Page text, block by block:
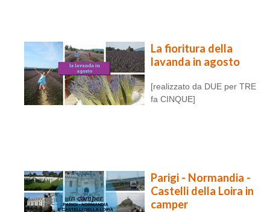
La fioritura della
lavanda in agosto
[realizzato da DUE per TRE
fa CINQUE]
Parigi - Normandia -
Castelli della Loira in
camper